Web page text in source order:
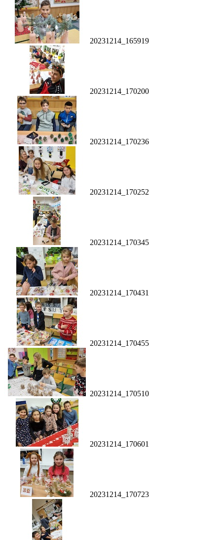
20231214_165919
20231214_170200
20231214_170236
20231214_170252
20231214_170345
20231214_170431
20231214_170455
20231214_170510
20231214_170601
20231214_170723